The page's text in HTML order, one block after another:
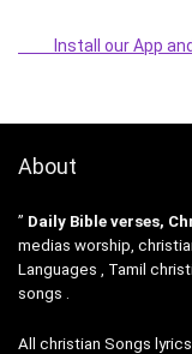
Install our App and
About
” Daily Bible verses,
medias worship,
Languages , Tamil
songs .
All christian Songs